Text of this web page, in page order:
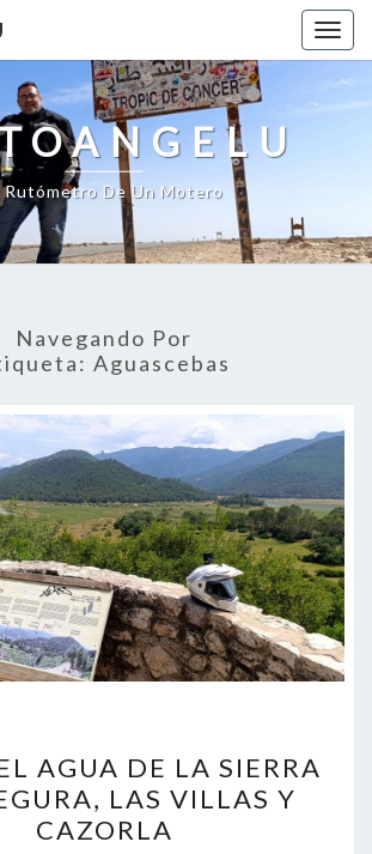
Rutómetro De Un Motero
Navegando Por
Aguascebas
DEL
AGUA
DE
AGUA DE LA SIERRA
LAS VILLAS Y
CAZORLA